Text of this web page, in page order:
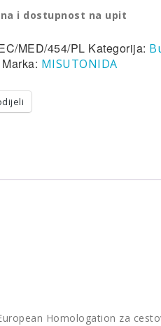
i dostupnost na upit
MED/454/PL Kategorija:
Marka: MISUTONIDA
Homologation za